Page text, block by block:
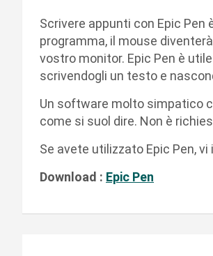
Scrivere appunti con Epic
programma, il mouse
vostro monitor. Epic Pen è
scrivendogli un testo e
Un software molto simpatico
come si suol dire. Non è
Se avete utilizzato Epic Pen,
Download : Epic Pen